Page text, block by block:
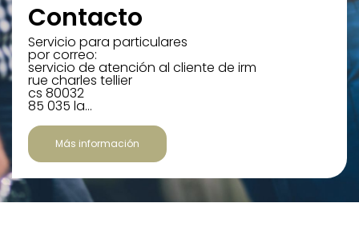
Contacto
Servicio para particulares
por correo:
servicio de atención al cliente de irm
rue charles tellier
cs 80032
85 035 la…
Más información